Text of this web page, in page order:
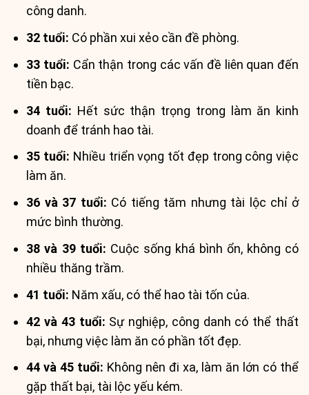
công danh.
32 tuổi: Có phần xui xẻo cần đề phòng.
33 tuổi: Cẩn thận trong các vấn đề liên quan đến
tiền bạc.
34 tuổi: Hết sức thận trọng trong làm ăn kinh
doanh để tránh hao tài.
35 tuổi: Nhiều triển vọng tốt đẹp trong công việc
làm ăn.
36 và 37 tuổi: Có tiếng tăm nhưng tài lộc chỉ ở
mức bình thường.
38 và 39 tuổi: Cuộc sống khá bình ổn, không có
nhiều thăng trầm.
41 tuổi: Năm xấu, có thể hao tài tốn của.
42 và 43 tuổi: Sự nghiệp, công danh có thể thất
bại, nhưng việc làm ăn có phần tốt đẹp.
44 và 45 tuổi: Không nên đi xa, làm ăn lớn có thể
gặp thất bại, tài lộc yếu kém.